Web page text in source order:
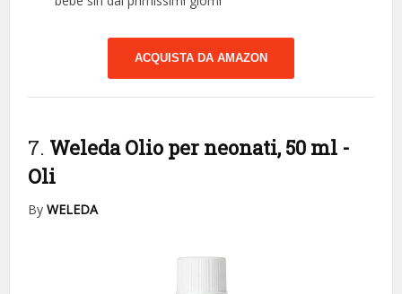
ACQUISTA DA AMAZON
7. Weleda Olio per neonati, 50 ml -
Oli
ByWELEDA